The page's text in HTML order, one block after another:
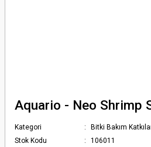
Aquario - Neo Shrimp
Kategori
Bitki Bakım
Stok Kodu
106011